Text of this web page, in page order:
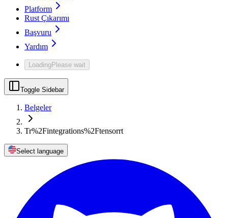
Platform
Rust Çıkarımı
Başvuru
Yardım
LoadingPlease wait
Toggle Sidebar
Belgeler
Tr%2Fintegrations%2Ftensorrt
Select language